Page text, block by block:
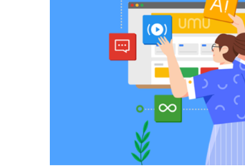
AI人材育成：次世代トップセー
営業担当者のAI活用力を高め、成
AI人材育成：ビジネスライティ
AI時代の全ビジネスパーソン必須
のコアスキル。 ドラフト作成を自動